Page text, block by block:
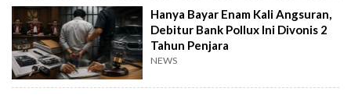
Hanya Bayar Enam Kali Angsuran,
Debitur Bank Pollux Ini Divonis 2
Tahun Penjara
NEWS